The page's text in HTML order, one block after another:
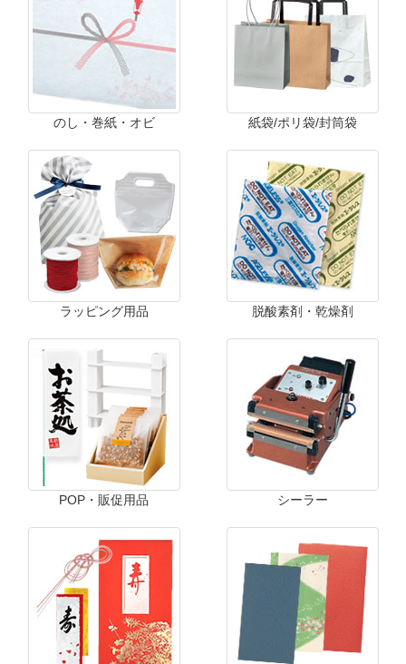
のし・巻紙・オビ 紙袋/ポリ袋/封筒袋
ラッピング用品 脱酸素剤・乾燥剤
POP・販促用品 シーラー